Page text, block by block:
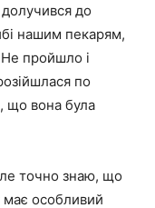
долучився до
нашим пекарям,
Не пройшло і
по
що вона була
точно знаю, що
має особливий